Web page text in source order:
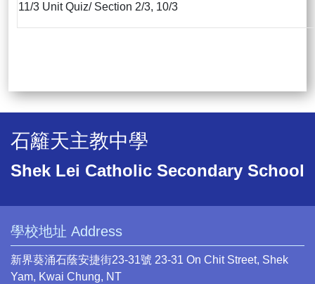
11/3 Unit Quiz/ Section 2/3, 10/3
石籬天主教中學
Shek Lei Catholic Secondary School
學校地址 Address
新界葵涌石蔭安捷街23-31號 23-31 On Chit Street, Shek
Yam, Kwai Chung, NT